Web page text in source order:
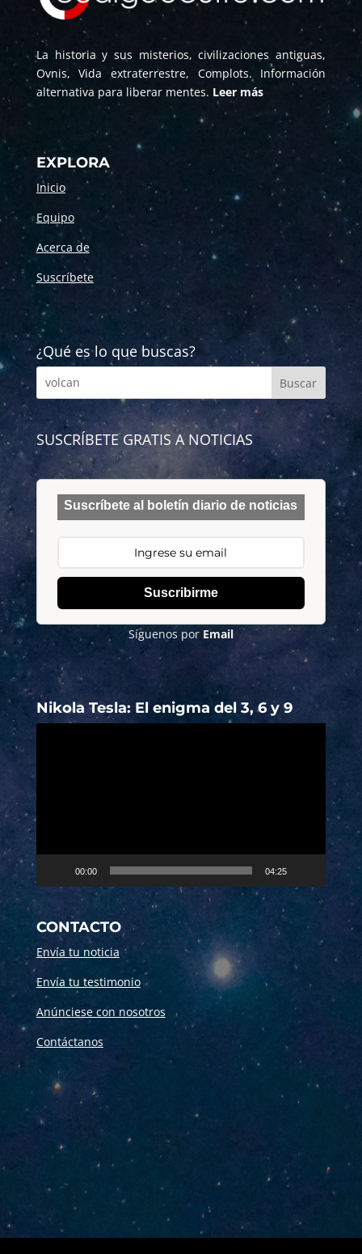
La historia y sus misterios, civilizaciones antiguas,
Ovnis, Vida extraterrestre, Complots. Información
alternativa para liberar mentes. Leer más
EXPLORA
Inicio
Equipo
Acerca de
Suscríbete
¿Qué es lo que buscas?
SUSCRÍBETE GRATIS A NOTICIAS
Suscríbete al boletín diario de noticias
Suscribirme
Síguenos por Email
Nikola Tesla: El enigma del 3, 6 y 9
00:00 04:25
CONTACTO
Envía tu noticia
Envía tu testimonio
Anúnciese con nosotros
Contáctanos